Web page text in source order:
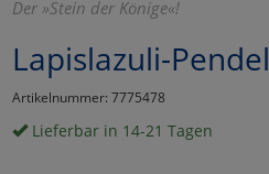
Der »Stein der Könige«!
Lapislazuli-Pendel
Artikelnummer: 7775478
Lieferbar in 14-21 Tagen
Umfragetools